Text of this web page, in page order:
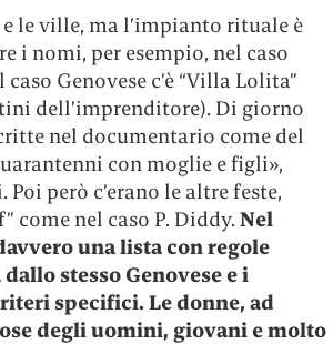
le ville, ma l’impianto rituale è
i nomi, per esempio, nel caso
Genovese c’è “Villa Lolita”
dell’imprenditore). Di giorno
nel documentario come del
con moglie e figli»,
però c’erano le altre feste,
come nel caso P. Diddy.Nel
una lista con regole
stesso Genovese e i
specifici. Le donne, ad
degli uomini, giovani e molto